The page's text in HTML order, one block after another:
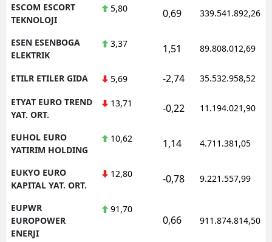
ESCOM ESCORT
TEKNOLOJI
5,80 0,69 339.541.892,26
ESEN ESENBOGA
ELEKTRIK
3,37 1,51 89.808.012,69
ETILR ETILER GIDA 5,69 -2,74 35.532.958,52
ETYAT EURO TREND
YAT. ORT.
13,71 -0,22 11.194.021,90
EUHOL EURO
YATIRIM HOLDING
10,62 1,14 4.711.381,05
EUKYO EURO
KAPITAL YAT. ORT.
12,80 -0,78 9.221.557,99
EUPWR
EUROPOWER
ENERJI
91,70
0,66 911.874.814,50